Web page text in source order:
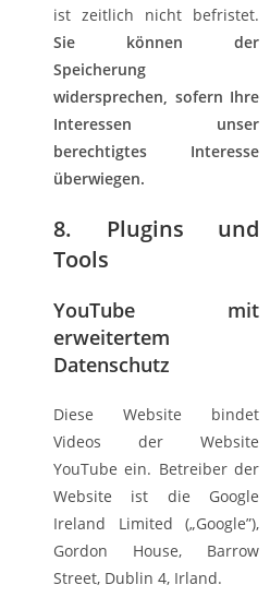
ist zeitlich nicht befristet.
Sie können der
Speicherung
widersprechen, sofern Ihre
Interessen unser
berechtigtes Interesse
überwiegen.
8. Plugins und
Tools
YouTube mit
erweitertem
Datenschutz
Diese Website bindet
Videos der Website
YouTube ein. Betreiber der
Website ist die Google
Ireland Limited („Google”),
Gordon House, Barrow
Street, Dublin 4, Irland.